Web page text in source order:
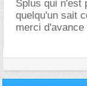
Splus qui n'est
quelqu'un sait
merci d'avance